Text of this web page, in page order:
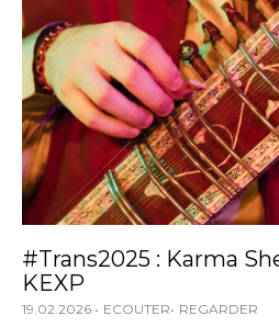
#Trans2025 : Karma
KEXP
19.02.2026 ECOUTER REGARDER